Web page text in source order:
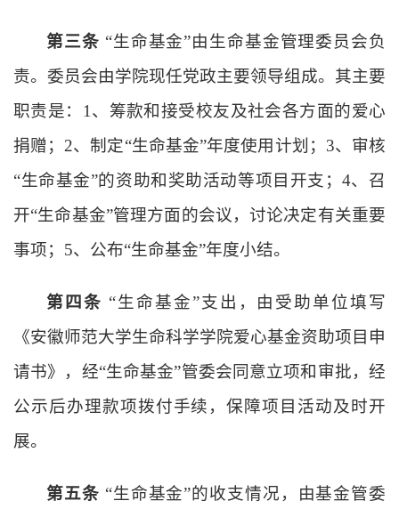
第三条 “生命基金”由生命基金管理委员会负
责。委员会由学院现任党政主要领导组成。其主要
职责是：1、筹款和接受校友及社会各方面的爱心
捐赠；2、制定“生命基金”年度使用计划；3、审核
“生命基金”的资助和奖助活动等项目开支；4、召
开“生命基金”管理方面的会议，讨论决定有关重要
事项；5、公布“生命基金”年度小结。
第四条 “生命基金”支出，由受助单位填写
《安徽师范大学生命科学学院爱心基金资助项目申
请书》，经“生命基金”管委会同意立项和审批，经
公示后办理款项拨付手续，保障项目活动及时开
展。
第五条 “生命基金”的收支情况，由基金管委